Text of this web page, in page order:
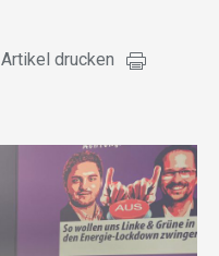
Artikel drucken